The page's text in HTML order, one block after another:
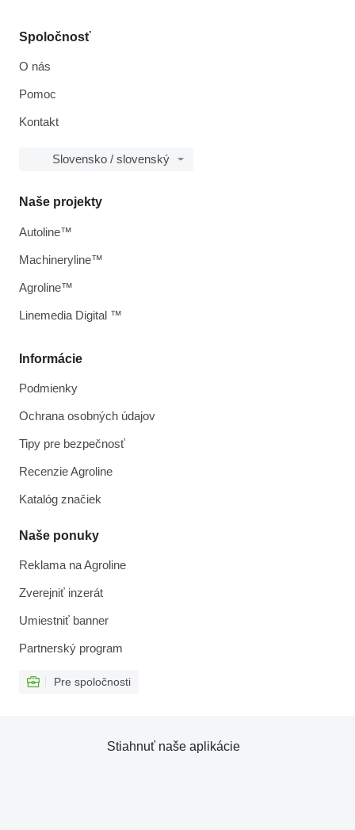
Spoločnosť
O nás
Pomoc
Kontakt
Slovensko / slovenský
Informácie
Podmienky
Ochrana osobných údajov
Tipy pre bezpečnosť
Recenzie Agroline
Katalóg značiek
Naše ponuky
Reklama na Agroline
Zverejniť inzerát
Umiestniť banner
Partnerský program
Pre spoločnosti
Naše projekty
Autoline™
Machineryline™
Agroline™
Linemedia Digital ™
Stiahnuť naše aplikácie